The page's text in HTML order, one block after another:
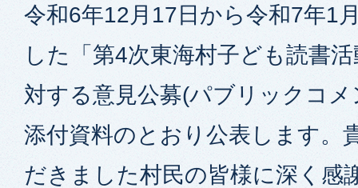
令和6年12月17日から令和7年1
した「第4次東海村子ども読書
対する意見公募(パブリックコ
添付資料のとおり公表します。
だきました村民の皆様に深く感